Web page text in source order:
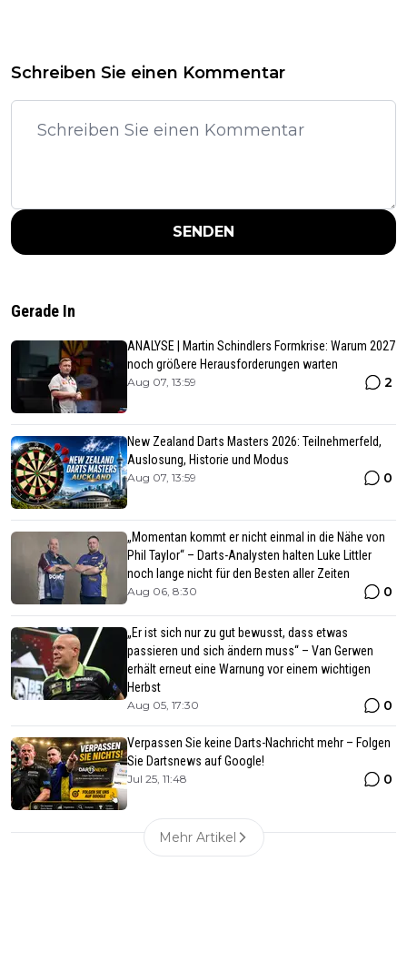
Schreiben Sie einen Kommentar
SENDEN
Gerade In
ANALYSE | Martin Schindlers Formkrise: Warum 2027
noch größere Herausforderungen warten
Aug 07, 13:59 2
New Zealand Darts Masters 2026: Teilnehmerfeld,
Auslosung, Historie und Modus
Aug 07, 13:59 0
„Momentan kommt er nicht einmal in die Nähe von
Phil Taylor“ – Darts-Analysten halten Luke Littler
noch lange nicht für den Besten aller Zeiten
Aug 06, 8:30 0
„Er ist sich nur zu gut bewusst, dass etwas
passieren und sich ändern muss“ – Van Gerwen
erhält erneut eine Warnung vor einem wichtigen
Herbst
Aug 05, 17:30 0
Verpassen Sie keine Darts-Nachricht mehr – Folgen
Sie Dartsnews auf Google!
Jul 25, 11:48 0
Mehr Artikel